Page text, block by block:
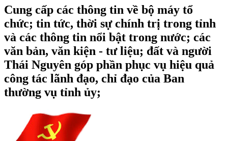
Cung cấp các thông tin về bộ máy tổ
chức; tin tức, thời sự chính trị trong tỉnh
và các thông tin nổi bật trong nước; các
văn bản, văn kiện - tư liệu; đất và người
Thái Nguyên góp phần phục vụ hiệu quả
công tác lãnh đạo, chỉ đạo của Ban
thường vụ tỉnh ủy;